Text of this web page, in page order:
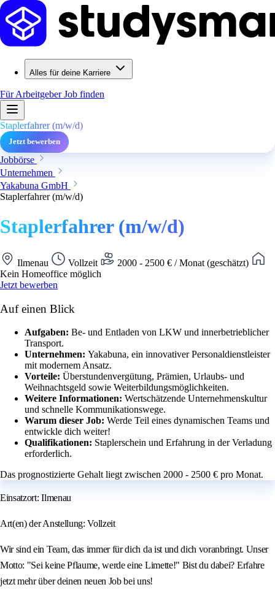
Alles für deine Karriere
Für ArbeitgeberJob finden
Staplerfahrer (m/w/d)
Jetzt bewerben
Jobbörse
Unternehmen
Yakabuna GmbH
Staplerfahrer (m/w/d)
Staplerfahrer (m/w/d)
Ilmenau Vollzeit
2000 - 2500 € / Monat (geschätzt)
Kein Homeoffice möglich
Jetzt bewerben
Auf einen Blick
Aufgaben: Be- und Entladen von LKW und innerbetrieblicher
Transport.
Unternehmen: Yakabuna, ein innovativer Personaldienstleister
mit modernem Ansatz.
Vorteile: Überstundenvergütung, Prämien, Urlaubs- und
Weihnachtsgeld sowie Weiterbildungsmöglichkeiten.
Weitere Informationen: Wertschätzende Unternehmenskultur
und schnelle Kommunikationswege.
Warum dieser Job: Werde Teil eines dynamischen Teams und
entwickle dich weiter!
Qualifikationen: Staplerschein und Erfahrung in der Verladung
erforderlich.
Das prognostizierte Gehalt liegt zwischen 2000 - 2500 € pro Monat.
Einsatzort: Ilmenau
Art(en) der Anstellung: Vollzeit
Wir sind ein Team, das immer für dich da ist und dich voranbringt. Unser
Motto: "Sei keine Pflaume, werde eine Limette!" Bist du dabei? Erfahre
jetzt mehr über deinen neuen Job bei uns!